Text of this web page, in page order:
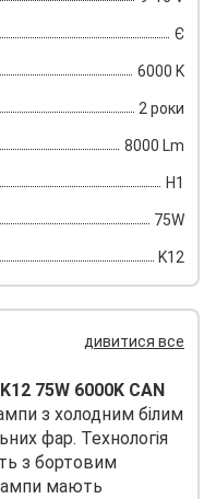
Є
6000 K
2 роки
8000 Lm
H1
75W
K12
дивитися все
75W 6000K CAN
з холодним білим
фар. Технологія
з бортовим
мають